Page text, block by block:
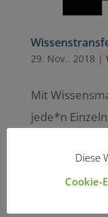
29. Nov.. 2018 |
Mit
jede*n
Umgang mit
Lernen
Diese
Cookie-